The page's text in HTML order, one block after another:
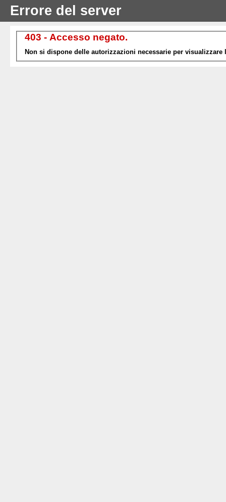
Errore del server
403 - Accesso negato.
Non si dispone delle autorizzazioni necessarie per